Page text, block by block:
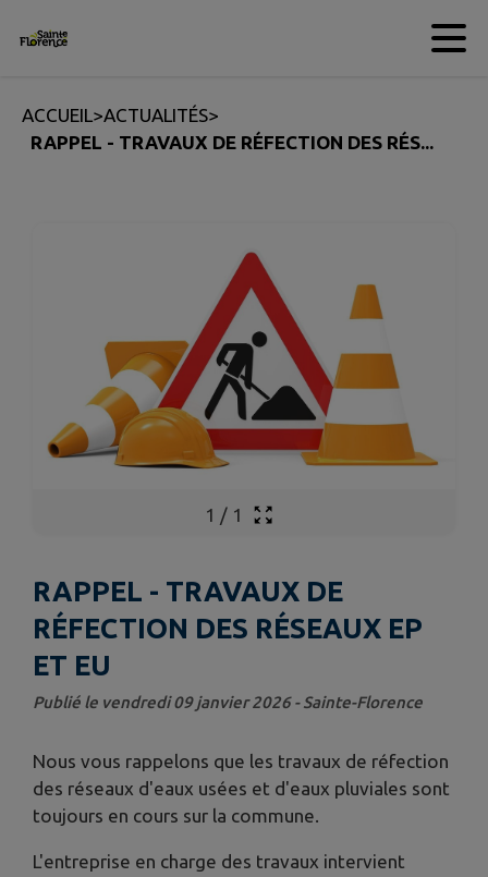
Contenu
ACCUEIL>ACTUALITÉS>
RAPPEL - TRAVAUX DE RÉFECTION DES RÉS...
1 / 1
RAPPEL - TRAVAUX DE
RÉFECTION DES RÉSEAUX EP
ET EU
Publié le vendredi 09 janvier 2026 - Sainte-Florence
Nous vous rappelons que les travaux de réfection
des réseaux d'eaux usées et d'eaux pluviales sont
toujours en cours sur la commune.
L'entreprise en charge des travaux intervient